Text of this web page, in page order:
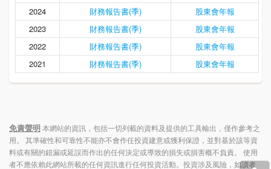
2024
財務報告書(季)
股東會年報
2023
財務報告書(季)
股東會年報
2022
財務報告書(季)
股東會年報
2021
財務報告書(季) 股東會年報
免責聲明本網站的資訊，包括一切列載的資料及提供的工具輸出，僅作參考之
用。 其準確性和可靠性不能亦不會作任投資建意或獲利保證，並對基於該等資
料或有關的錯漏或延誤而作出的任何決定或導致的損失或損害概不負責。 使用
者不應依賴此網站所載的任何資訊進行任何投資活動。投資涉及風險，如讀者